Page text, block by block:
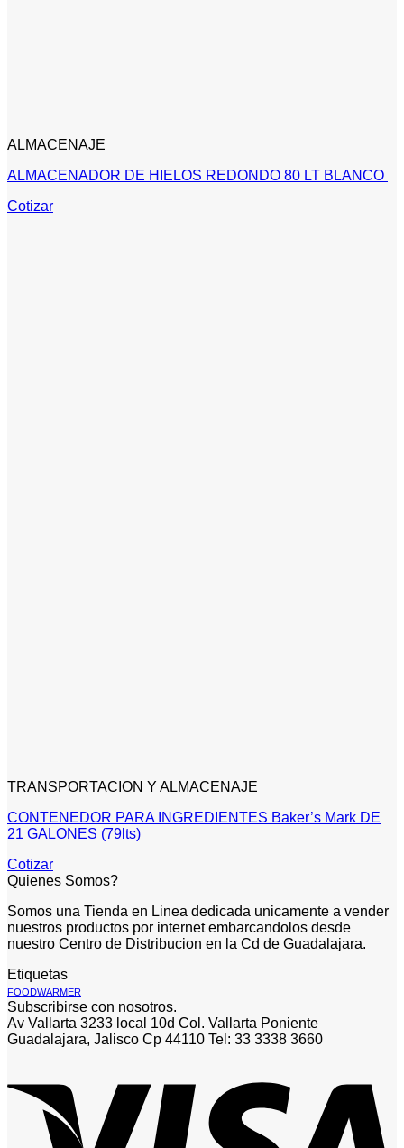
ALMACENAJE
ALMACENADOR DE HIELOS REDONDO 80 LT BLANCO
Cotizar
TRANSPORTACION Y ALMACENAJE
CONTENEDOR PARA INGREDIENTES Baker’s Mark DE
21 GALONES (79lts)
Cotizar
Quienes Somos?
Somos una Tienda en Linea dedicada unicamente a vender
nuestros productos por internet embarcandolos desde
nuestro Centro de Distribucion en la Cd de Guadalajara.
Etiquetas
FOODWARMER
Subscribirse con nosotros.
Av Vallarta 3233 local 10d Col. Vallarta Poniente
Guadalajara, Jalisco Cp 44110 Tel: 33 3338 3660